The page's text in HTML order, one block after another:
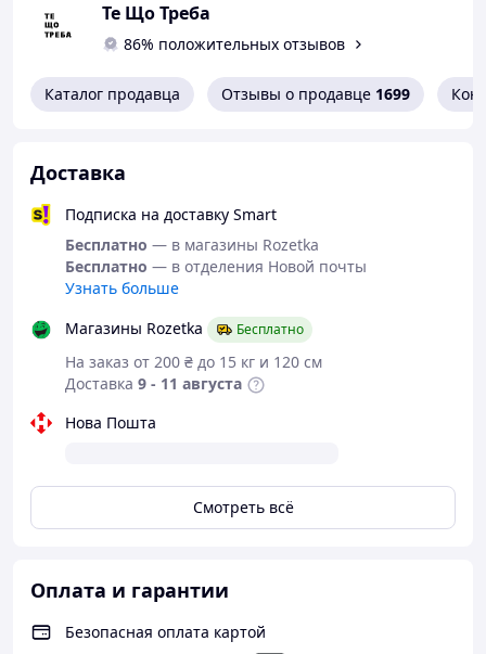
Те Що Треба
86% положительных отзывов
Каталог продавца Отзывы о продавце 1699
Доставка
Подписка на доставку Smart
Бесплатно — в магазины Rozetka
Бесплатно — в отделения Новой почты
Узнать больше
Магазины Rozetka
Бесплатно
На заказ от 200 ₴ до 15 кг и 120 см
Доставка 9 - 11 августа
Нова Пошта
Смотреть всё
Оплата и гарантии
Безопасная оплата картой